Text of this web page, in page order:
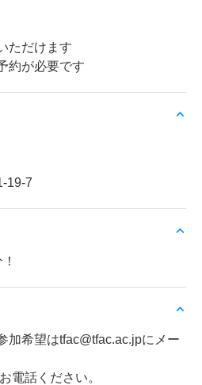
ただけます
約が必要です
19-7
加希望はtfac@tfac.ac.jpにメー
電話ください。